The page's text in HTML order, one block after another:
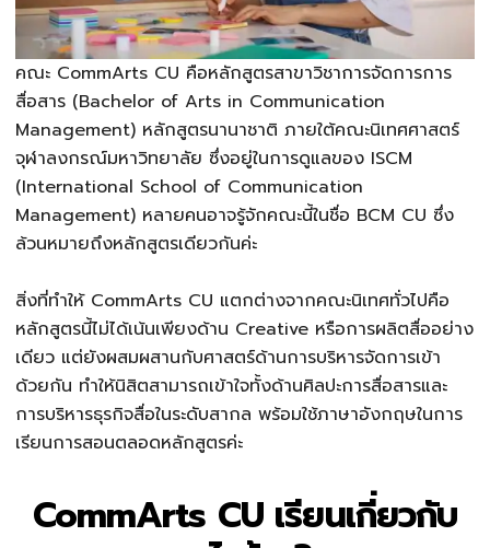
คณะ CommArts CU คือหลักสูตรสาขาวิชาการจัดการการ
สื่อสาร (Bachelor of Arts in Communication
Management) หลักสูตรนานาชาติ ภายใต้คณะนิเทศศาสตร์
จุฬาลงกรณ์มหาวิทยาลัย ซึ่งอยู่ในการดูแลของ ISCM
(International School of Communication
Management) หลายคนอาจรู้จักคณะนี้ในชื่อ BCM CU ซึ่ง
ล้วนหมายถึงหลักสูตรเดียวกันค่ะ
สิ่งที่ทำให้ CommArts CU แตกต่างจากคณะนิเทศทั่วไปคือ
หลักสูตรนี้ไม่ได้เน้นเพียงด้าน Creative หรือการผลิตสื่ออย่าง
เดียว แต่ยังผสมผสานกับศาสตร์ด้านการบริหารจัดการเข้า
ด้วยกัน ทำให้นิสิตสามารถเข้าใจทั้งด้านศิลปะการสื่อสารและ
การบริหารธุรกิจสื่อในระดับสากล พร้อมใช้ภาษาอังกฤษในการ
เรียนการสอนตลอดหลักสูตรค่ะ
CommArts CU เรียนเกี่ยวกับ